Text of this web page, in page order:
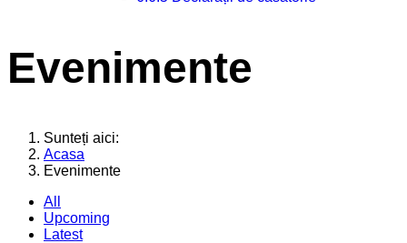
Evenimente
Sunteți aici:
Acasa
Evenimente
All
Upcoming
Latest